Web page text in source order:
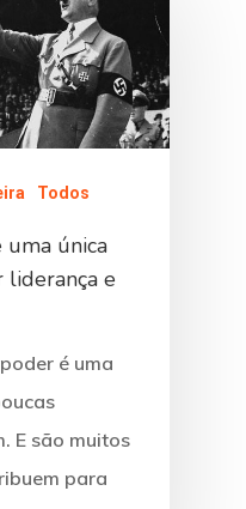
Todos
uma única
e
é uma
E são muitos
para